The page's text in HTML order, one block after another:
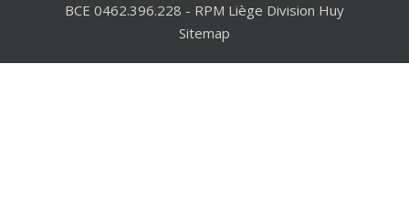
BCE 0462.396.228 - RPM Liège Division Huy
Sitemap